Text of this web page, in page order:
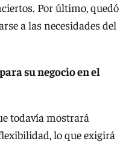
Por último, quedó
a las necesidades del
su negocio en el
todavía mostrará
lo que exigirá